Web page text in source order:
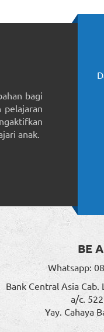
bagi
anak.
BE
Whatsapp:
Bank Central Asia Cab.
a/c.
Yay. Cahaya